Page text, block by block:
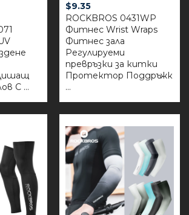
С ...
$9.35
ROCKBROS 0431WP
Фитнес Wrist Wraps
Фитнес зала
Регулируеми
превръзки за китки
Протектор Поддръжк
...